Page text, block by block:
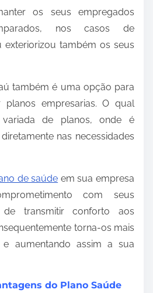
os seus empregados
nos casos de
exteriorizou também os seus
também é uma opção para
planos empresarias. O qual
de planos, onde é
nas necessidades
de saúde em sua empresa
com seus
de transmitir conforto aos
torna-os mais
aumentando assim a sua
do Plano Saúde